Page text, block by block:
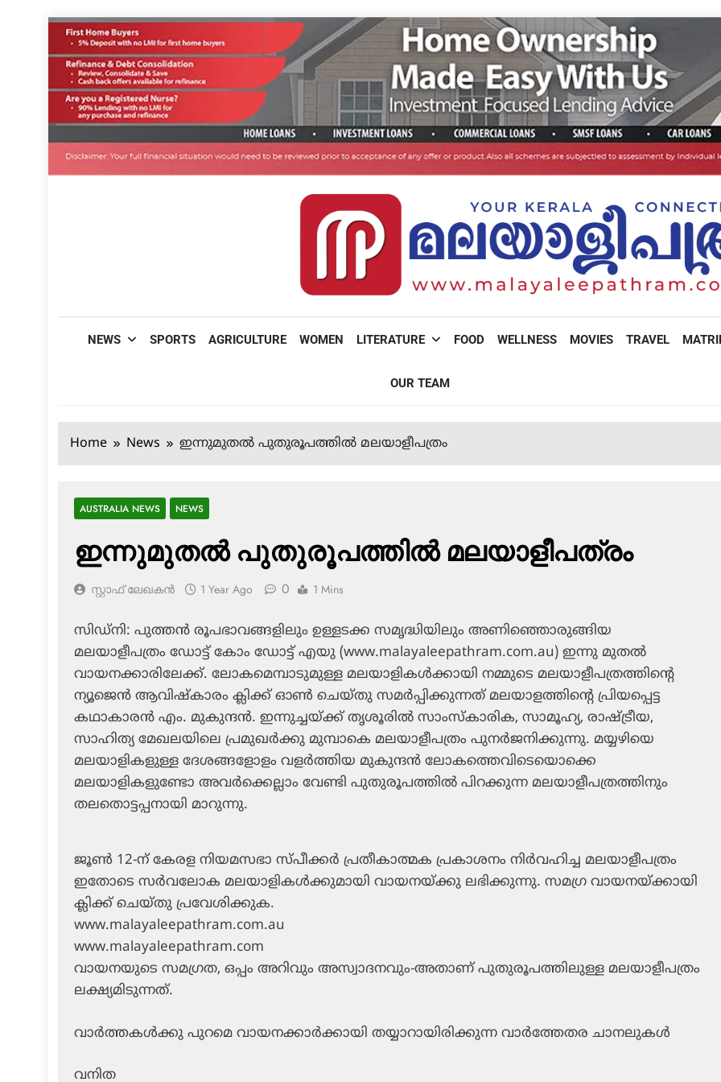
Skip
content
NEWS SPORTS AGRICULTURE WOMEN LITERATURE FOOD WELLNESS MOVIES TRAVEL
OUR TEAM
Home News ഇന്നുമുതല്‍ പുതുരൂപത്തില്‍ മലയാളീപത്രം
AUSTRALIA NEWS NEWS
ഇന്നുമുതല്‍ പുതുരൂപത്തില്‍ മലയാളീപത്രം
സ്റ്റാഫ് ലേഖകൻ 1 Year Ago 0 1 Mins
സിഡ്‌നി: പുത്തന്‍ രൂപഭാവങ്ങളിലും ഉള്ളടക്ക സമൃദ്ധിയിലും അണിഞ്ഞൊരുങ്ങിയ
മലയാളീപത്രം ഡോട്ട് കോം ഡോട്ട് എയു (www.malayaleepathram.com.au) ഇന്നു മുതല്‍
വായനക്കാരിലേക്ക്. ലോകമെമ്പാടുമുള്ള മലയാളികള്‍ക്കായി നമ്മുടെ മലയാളീപത്രത്തിന്റെ
ന്യൂജെന്‍ ആവിഷ്‌കാരം ക്ലിക്ക് ഓണ്‍ ചെയ്തു സമര്‍പ്പിക്കുന്നത് മലയാളത്തിന്റെ പ്രിയപ്പെട്ട
കഥാകാരന്‍ എം. മുകുന്ദന്‍. ഇന്നുച്ചയ്ക്ക് തൃശൂരില്‍ സാംസ്‌കാരിക, സാമൂഹ്യ, രാഷ്ട്രീയ,
സാഹിത്യ മേഖലയിലെ പ്രമുഖര്‍ക്കു മുമ്പാകെ മലയാളീപത്രം പുനര്‍ജനിക്കുന്നു. മയ്യഴിയെ
മലയാളികളുള്ള ദേശങ്ങളോളം വളര്‍ത്തിയ മുകുന്ദന്‍ ലോകത്തെവിടെയൊക്കെ
മലയാളികളുണ്ടോ അവര്‍ക്കെല്ലാം വേണ്ടി പുതുരൂപത്തില്‍ പിറക്കുന്ന മലയാളീപത്രത്തിനും
തലതൊട്ടപ്പനായി മാറുന്നു.
ജൂണ്‍ 12-ന് കേരള നിയമസഭാ സ്പീക്കര്‍ പ്രതീകാത്മക പ്രകാശനം നിര്‍വഹിച്ച മലയാളീപത്രം
ഇതോടെ സര്‍വലോക മലയാളികള്‍ക്കുമായി വായനയ്ക്കു ലഭിക്കുന്നു. സമഗ്ര വായനയ്ക്കായി
ക്ലിക്ക് ചെയ്തു പ്രവേശിക്കുക.
www.malayaleepathram.com.au
www.malayaleepathram.com
വായനയുടെ സമഗ്രത, ഒപ്പം അറിവും അസ്വാദനവും-അതാണ് പുതുരൂപത്തിലുള്ള മലയാളീപത്രം
ലക്ഷ്യമിടുന്നത്.
വാര്‍ത്തകള്‍ക്കു പുറമെ വായനക്കാര്‍ക്കായി തയ്യാറായിരിക്കുന്ന വാര്‍ത്തേതര ചാനലുകള്‍
വനിത